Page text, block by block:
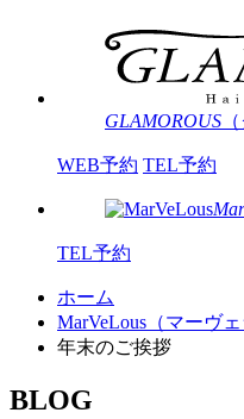
GLAMOROUS
WEB予約 TEL予約
TEL予約
ホーム
MarVeLous（マーヴ
年末のご挨拶
BLOG